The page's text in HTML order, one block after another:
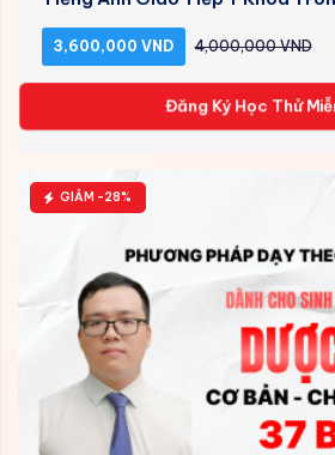
3,600,000 VND 4,000,000 VND
Đăng Ký Học Thử
GIẢM -28%